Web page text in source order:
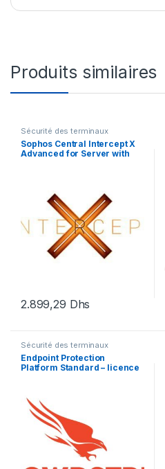
Produits similaires
Sécurité des terminaux
Sophos Central Intercept X
Advanced for Server with
2.899,29 Dhs
Sécurité des terminaux
Endpoint Protection
Platform Standard – licence